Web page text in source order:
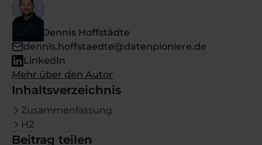
Autor:
Dennis Hoffstädte
dennis.hoffstaedte@datenpioniere.de
LinkedIn
Mehr über den Autor
Inhaltsverzeichnis
Zusammenfassung
H2
Beitrag teilen